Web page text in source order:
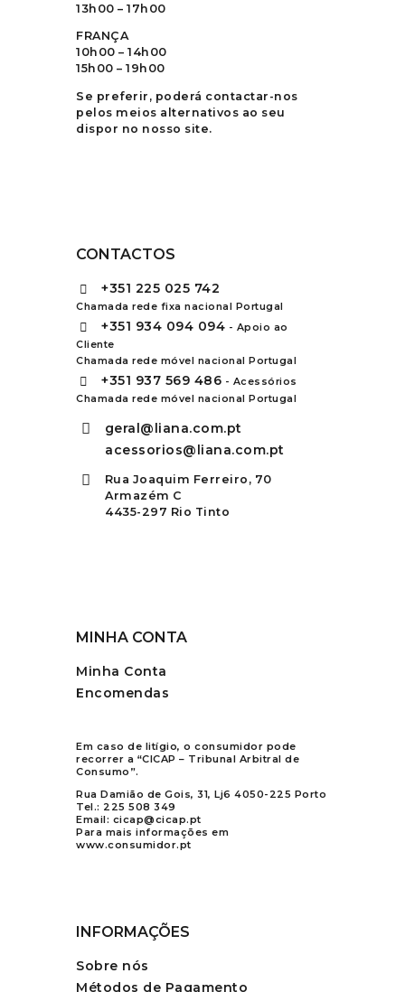
13h00 – 17h00
FRANÇA
10h00 – 14h00
15h00 – 19h00
Se preferir, poderá contactar-nos
pelos meios alternativos ao seu
dispor no nosso site.
CONTACTOS
+351 225 025 742
Chamada rede fixa nacional Portugal
+351 934 094 094 - Apoio ao
Cliente
Chamada rede móvel nacional Portugal
+351 937 569 486 - Acessórios
Chamada rede móvel nacional Portugal
geral@liana.com.pt
acessorios@liana.com.pt
Rua Joaquim Ferreiro, 70
Armazém C
4435-297 Rio Tinto
MINHA CONTA
Minha Conta
Encomendas
Em caso de litígio, o consumidor pode
recorrer a “CICAP – Tribunal Arbitral de
Consumo”.
Rua Damião de Gois, 31, Lj6 4050-225 Porto
Tel.: 225 508 349
Email: cicap@cicap.pt
Para mais informações em
www.consumidor.pt
INFORMAÇÕES
Sobre nós
Métodos de Pagamento